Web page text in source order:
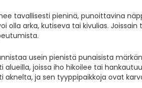
tavallisesti pieninä, punoittavina
olla arka, kutiseva tai kivulias.
usein pienistä punaisista
alueilla, joissa iho hikoilee tai
aknelta, ja sen tyyppipaikkoja ovat